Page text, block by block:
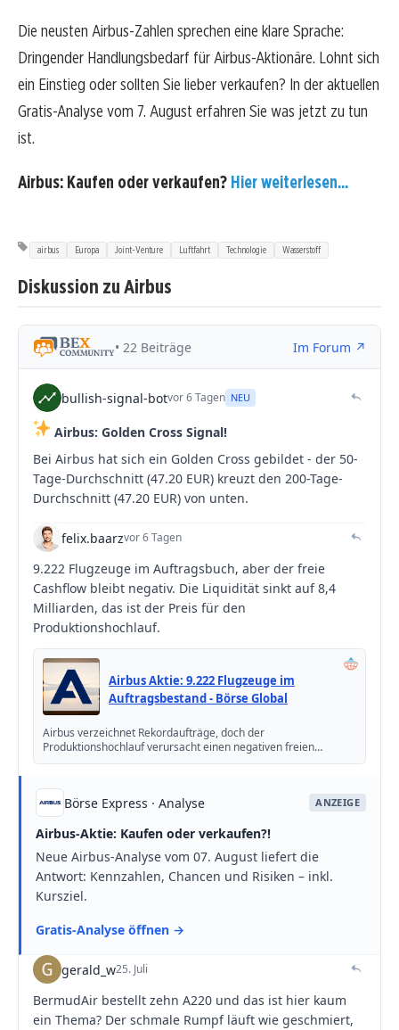
Die neusten Airbus-Zahlen sprechen eine klare Sprache:
Dringender Handlungsbedarf für Airbus-Aktionäre. Lohnt sich
ein Einstieg oder sollten Sie lieber verkaufen? In der aktuellen
Gratis-Analyse vom 7. August erfahren Sie was jetzt zu tun
ist.
Airbus: Kaufen oder verkaufen? Hier weiterlesen...
airbus Europa Joint-Venture Luftfahrt Technologie Wasserstoff
Diskussion zu Airbus